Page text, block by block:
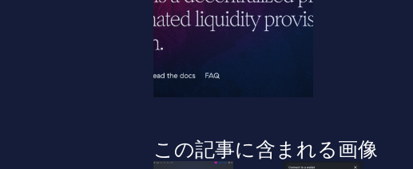
この記事に含まれる画像